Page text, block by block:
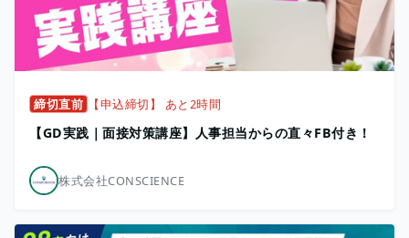
締切直前 【申込締切】 あと2時間
【GD実践｜面接対策講座】人事担当からの直々FB付き！
株式会社CONSCIENCE